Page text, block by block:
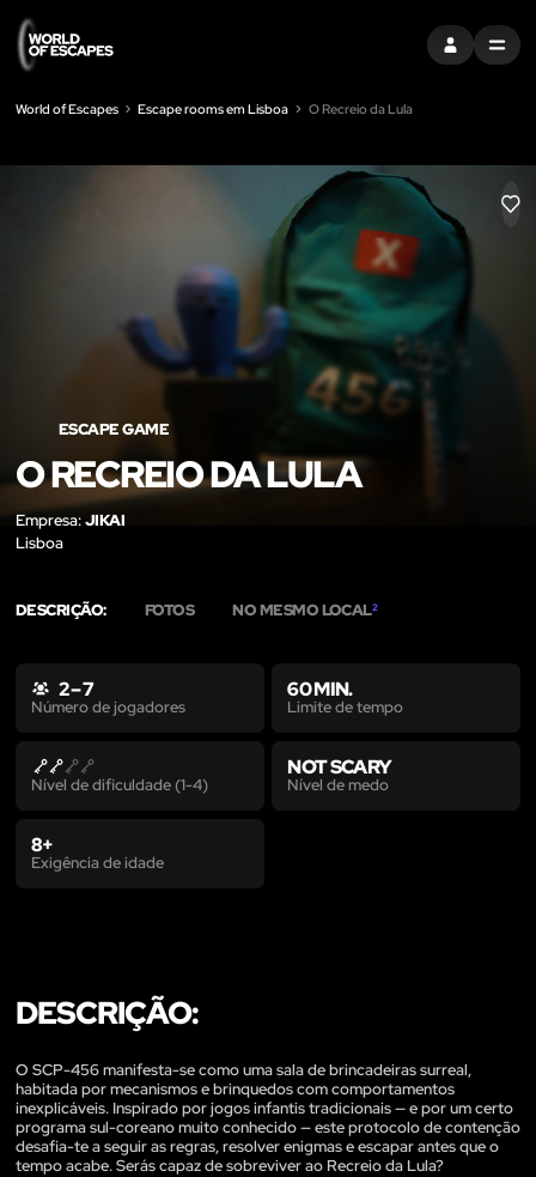
ENTRARMENU
World of Escapes Escape rooms em Lisboa O Recreio da Lula
LIKE
ESCAPE GAME
O RECREIO DA LULA
Empresa:JIKAI
Lisboa
DESCRIÇÃO: FOTOS NO MESMO LOCAL2
2 – 7
Número de jogadores
60 MIN.
Limite de tempo
Nível de dificuldade (1-4)
NOT SCARY
Nível de medo
8+
Exigência de idade
DESCRIÇÃO:
O SCP-456 manifesta-se como uma sala de brincadeiras surreal,
habitada por mecanismos e brinquedos com comportamentos
inexplicáveis. Inspirado por jogos infantis tradicionais — e por um certo
programa sul-coreano muito conhecido — este protocolo de contenção
desafia-te a seguir as regras, resolver enigmas e escapar antes que o
tempo acabe. Serás capaz de sobreviver ao Recreio da Lula?